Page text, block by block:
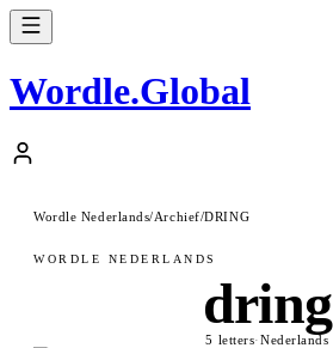
Wordle.Global
Wordle Nederlands/Archief/DRING
WORDLE NEDERLANDS
dring
5 letters·Nederlands